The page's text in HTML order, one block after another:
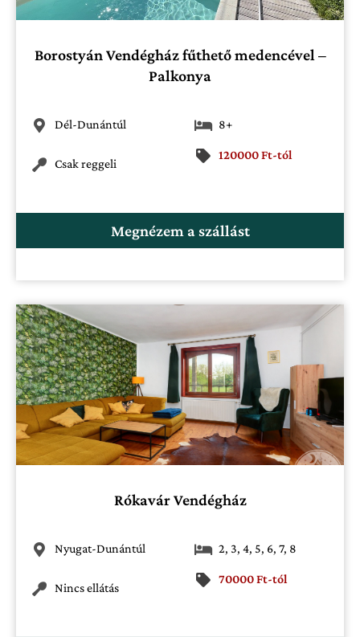
Borostyán Vendégház fűthető medencével –
Palkonya
Dél-Dunántúl
Csak reggeli
8+
120000 Ft-tól
Megnézem a szállást
Rókavár Vendégház
Nyugat-Dunántúl
Nincs ellátás
2, 3, 4, 5, 6, 7, 8
70000 Ft-tól